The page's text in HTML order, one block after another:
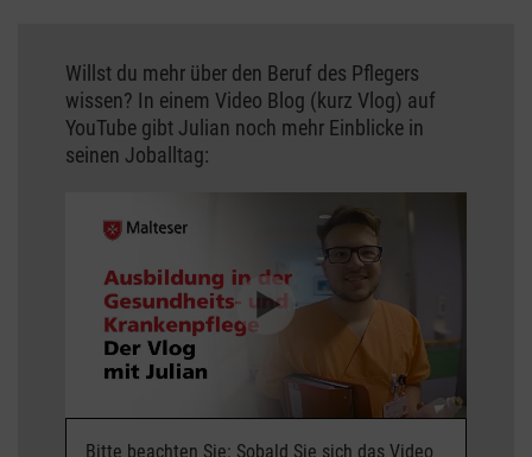
Willst du mehr über den Beruf des Pflegers
wissen? In einem Video Blog (kurz Vlog) auf
YouTube gibt Julian noch mehr Einblicke in
seinen Joballtag:
Bitte beachten Sie: Sobald Sie sich das Video